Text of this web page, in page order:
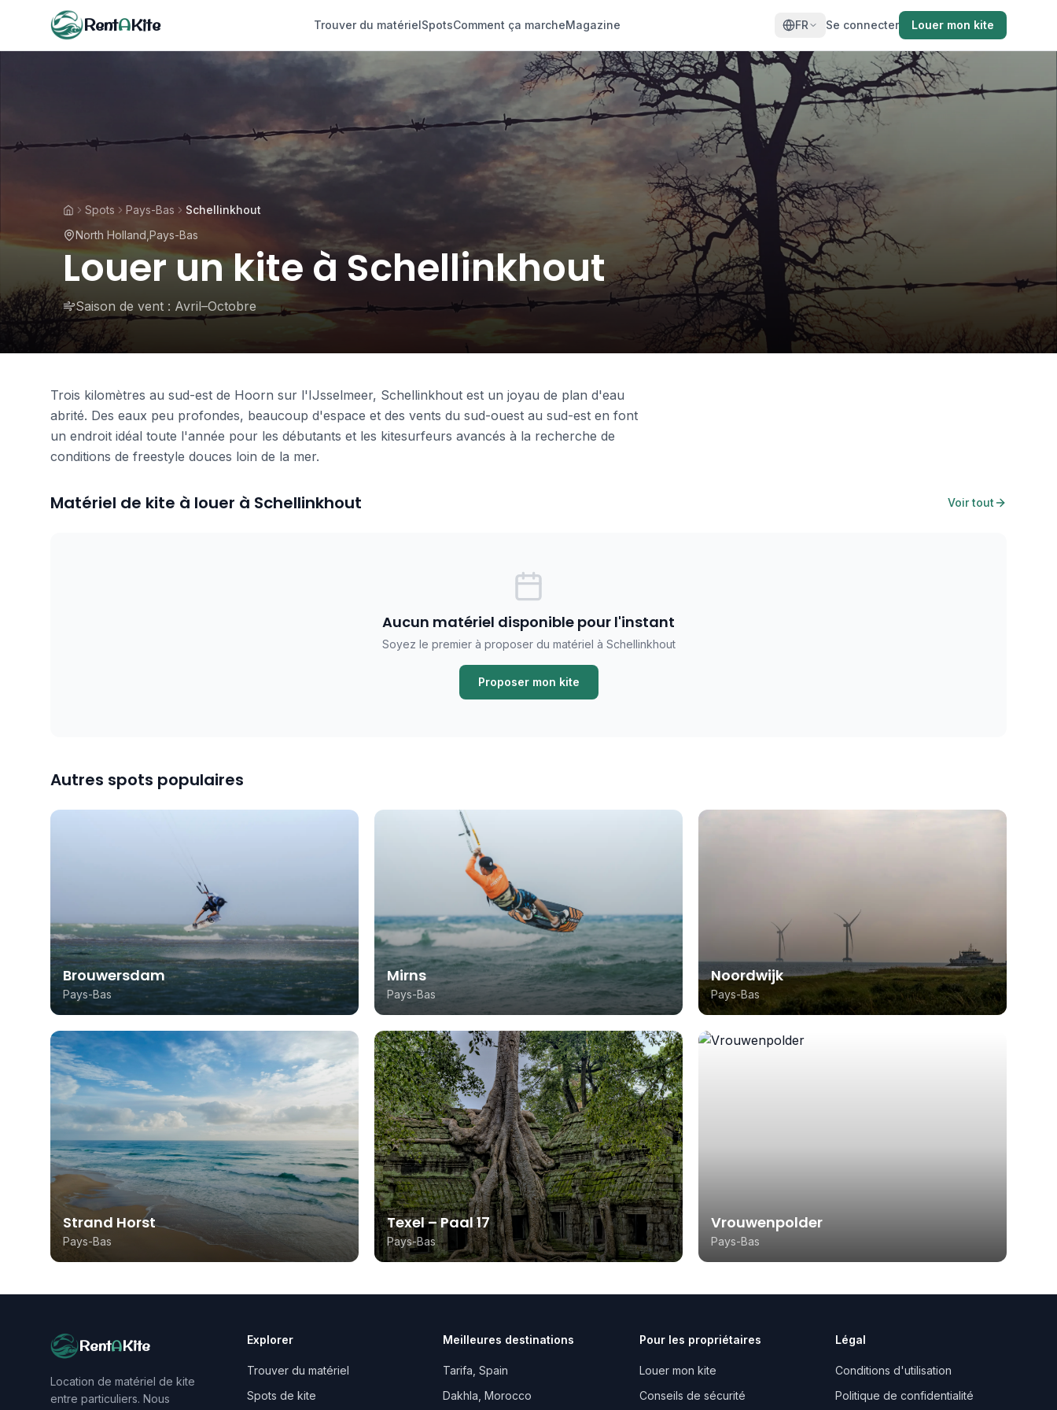
RentAKite Trouver du matérielSpotsComment ça marcheMagazine FR Se connecter Louer mon kite
Spots Pays-Bas
Schellinkhout
North Holland Pays-Bas
Louer un kite à Schellinkhout
Saison de vent : Avril–Octobre
Trois kilomètres au sud-est de Hoorn sur l'IJsselmeer, Schellinkhout est un joyau de plan d'eau
abrité. Des eaux peu profondes, beaucoup d'espace et des vents du sud-ouest au sud-est en font
un endroit idéal toute l'année pour les débutants et les kitesurfeurs avancés à la recherche de
conditions de freestyle douces loin de la mer.
Matériel de kite à louer à Schellinkhout Voir tout
Aucun matériel disponible pour l'instant
Soyez le premier à proposer du matériel à Schellinkhout
Proposer mon kite
Autres spots populaires
Brouwersdam
Pays-Bas
Mirns
Pays-Bas
Noordwijk
Pays-Bas
Strand Horst
Pays-Bas
Texel – Paal 17
Pays-Bas
Vrouwenpolder
Pays-Bas
RentAKite
Location de matériel de kite
entre particuliers. Nous
Explorer
Trouver du matériel
Spots de kite
Meilleures destinations
Tarifa, Spain
Dakhla, Morocco
Pour les propriétaires
Louer mon kite
Conseils de sécurité
Légal
Conditions d'utilisation
Politique de confidentialité